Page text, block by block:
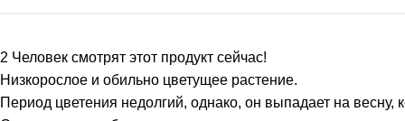
2 Человек смотрят этот продукт сейчас!
Низкорослое и обильно цветущее растение.
Период цветения недолгий, однако, он выпадает на весну,